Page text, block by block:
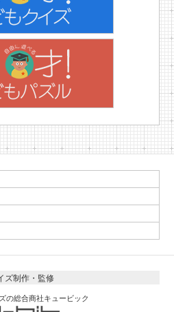
ズ制作・監修
の総合商社キュービック